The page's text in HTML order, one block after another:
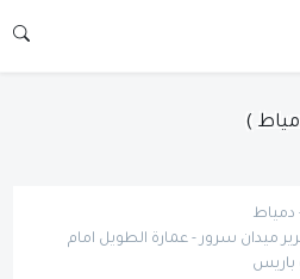
)
دمياط
ميدان سرور - عمارة الطويل امام
باريس